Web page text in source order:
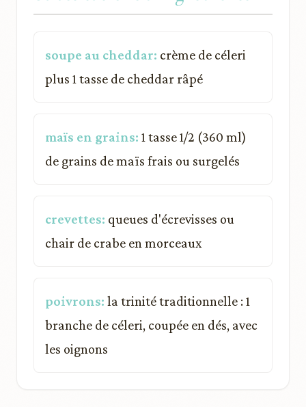
soupe au cheddar: crème de céleri
plus 1 tasse de cheddar râpé
maïs en grains: 1 tasse 1/2 (360 ml)
de grains de maïs frais ou surgelés
crevettes: queues d'écrevisses ou
chair de crabe en morceaux
poivrons: la trinité traditionnelle : 1
branche de céleri, coupée en dés, avec
les oignons